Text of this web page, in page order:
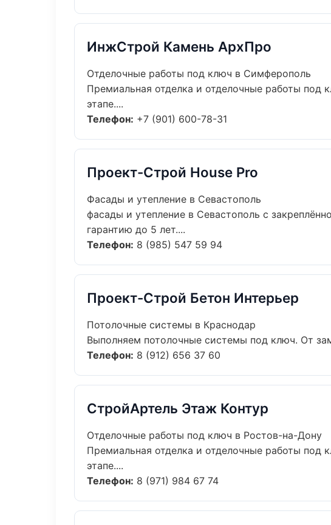
ИнжСтрой Камень АрхПро
Отделочные работы под ключ в Симферополь
Премиальная отделка и отделочные работы под
этапе....
Телефон: +7 (901) 600-78-31
Проект-Строй House Pro
Фасады и утепление в Севастополь
фасады и утепление в Севастополь с
гарантию до 5 лет....
Телефон: 8 (985) 547 59 94
Проект-Строй Бетон Интерьер
Потолочные системы в Краснодар
Выполняем потолочные системы под ключ. От
Телефон: 8 (912) 656 37 60
СтройАртель Этаж Контур
Отделочные работы под ключ в Ростов-на-Дону
Премиальная отделка и отделочные работы под
этапе....
Телефон: 8 (971) 984 67 74